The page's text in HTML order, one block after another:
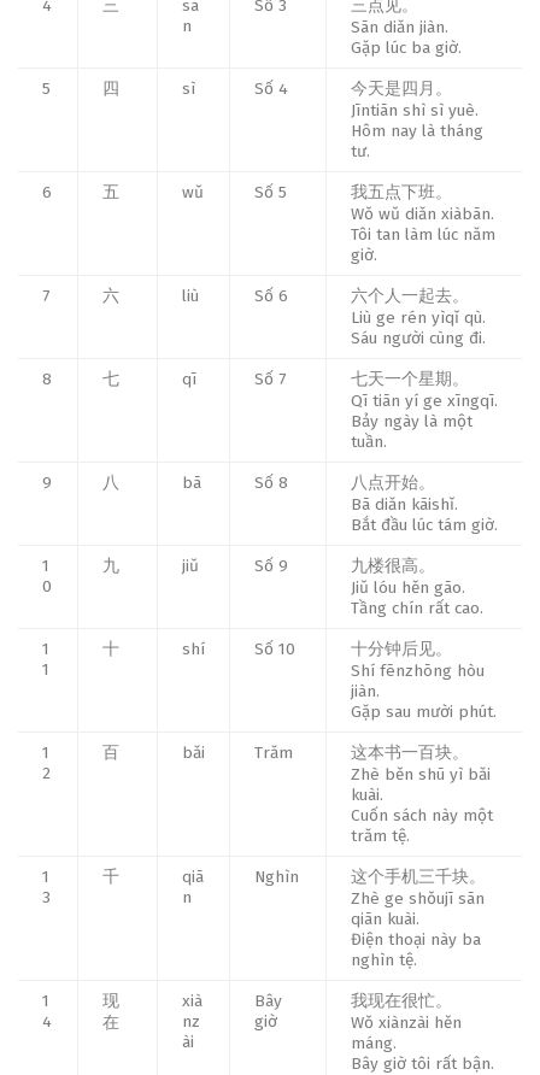
4 三
sā
n
Số 3
三点见。
Sān diǎn jiàn.
Gặp lúc ba giờ.
5
四 sì Số 4
今天是四月。
Jīntiān shì sì yuè.
Hôm nay là tháng
tư.
6
五 wǔ Số 5
我五点下班。
Wǒ wǔ diǎn xiàbān.
Tôi tan làm lúc năm
giờ.
7
六 liù Số 6
六个人一起去。
Liù ge rén yìqǐ qù.
Sáu người cùng đi.
8
七 qī Số 7
七天一个星期。
Qī tiān yí ge xīngqī.
Bảy ngày là một
tuần.
9
八 bā Số 8
八点开始。
Bā diǎn kāishǐ.
Bắt đầu lúc tám giờ.
1
0
九 jiǔ Số 9
九楼很高。
Jiǔ lóu hěn gāo.
Tầng chín rất cao.
1
1
十 shí Số 10
十分钟后见。
Shí fēnzhōng hòu
jiàn.
Gặp sau mười phút.
1
2
百 bǎi Trăm
这本书一百块。
Zhè běn shū yì bǎi
kuài.
Cuốn sách này một
trăm tệ.
1
3
千
qiā
n
Nghìn
这个手机三千块。
Zhè ge shǒujī sān
qiān kuài.
Điện thoại này ba
nghìn tệ.
1
4
现
在
xià
nz
ài
Bây
giờ
我现在很忙。
Wǒ xiànzài hěn
máng.
Bây giờ tôi rất bận.